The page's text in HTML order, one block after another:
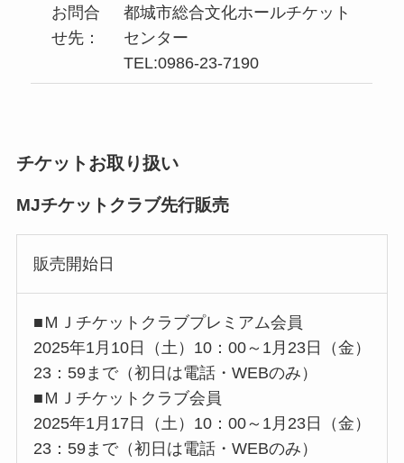
お問合
せ先：
都城市総合文化ホールチケット
センター
TEL:0986-23-7190
チケットお取り扱い
MJチケットクラブ先行販売
販売開始日
■ＭＪチケットクラブプレミアム会員
2025年1月10日（土）10：00～1月23日（金）
23：59まで（初日は電話・WEBのみ）
■ＭＪチケットクラブ会員
2025年1月17日（土）10：00～1月23日（金）
23：59まで（初日は電話・WEBのみ）